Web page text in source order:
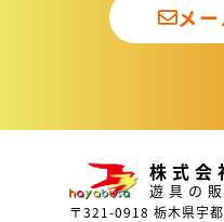
メ
株式会
遊具の
〒321-0918 栃木県宇